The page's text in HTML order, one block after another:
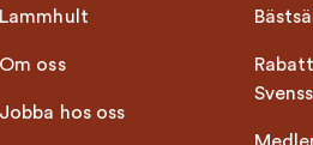
Lammhult
Om oss
Jobba hos oss